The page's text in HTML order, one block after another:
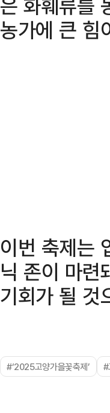
농가에 큰 힘
이번 축제는
닉 존이 마련
기회가 될 것
#‘2025고양가을꽃축제’ #